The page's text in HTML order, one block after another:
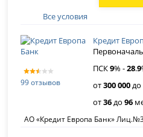
Все условия
99 отзывов
Кредит
ПСК9% -28.9
от300 000до
от36до96
АО «Кредит Европа Банк»